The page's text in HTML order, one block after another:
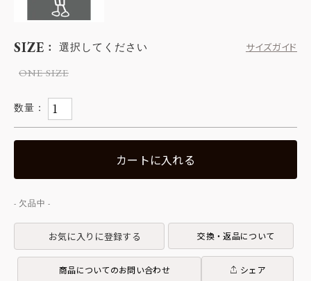
SIZE 選択してください
サイズガイド
ONE SIZE
カートに入れる
お気に入りに登録する 交換・返品について
商品についてのお問い合わせ シェア